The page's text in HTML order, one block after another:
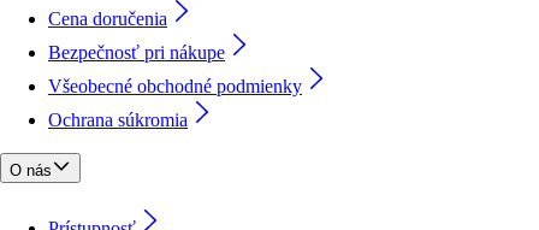
Cena doručenia
Bezpečnosť pri nákupe
Všeobecné obchodné podmienky
Ochrana súkromia
O nás